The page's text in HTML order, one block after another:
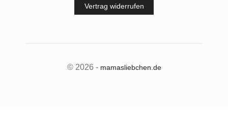
Vertrag widerrufen
© 2026 - mamasliebchen.de